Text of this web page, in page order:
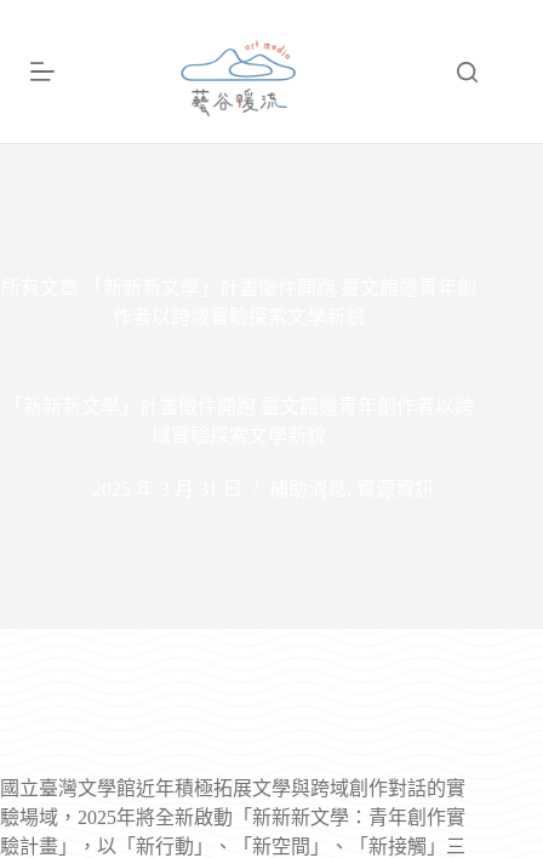
國立臺灣文學館近年積極拓展文學與跨域創作對話的實
驗場域，2025年將全新啟動「新新新文學：青年創作實
驗計畫」，以「新行動」、「新空間」、「新接觸」三